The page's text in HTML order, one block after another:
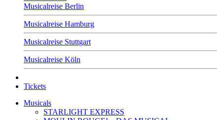
Musicalreise Berlin
Musicalreise Hamburg
Musicalreise Stuttgart
Musicalreise Köln
Tickets
Musicals
STARLIGHT EXPRESS